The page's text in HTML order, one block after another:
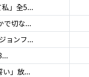
」全5...
で切な...
ョンフ...
い」放...